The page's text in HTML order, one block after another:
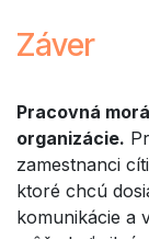
Záver
Pracovná
organizácie.
zamestnanci
ktoré chcú
komunikácie a